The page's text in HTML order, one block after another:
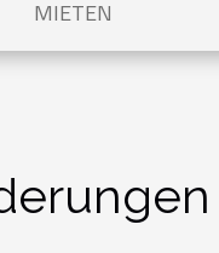
MIETEN